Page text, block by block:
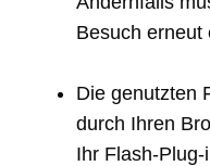
Besuch erneut
Die genutzten
durch Ihren
Ihr Flash-